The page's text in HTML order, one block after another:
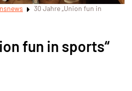
30 Jahre „Union fun in
fun in sports“